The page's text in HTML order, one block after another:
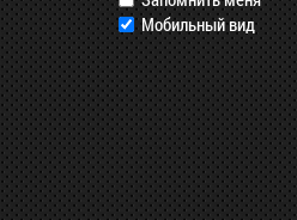
Мобильный вид